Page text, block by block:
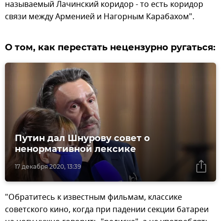
называемый Лачинский коридор - то есть коридор
связи между Арменией и Нагорным Карабахом".
О том, как перестать нецензурно ругаться:
17 декабря 2020, 13:39
Путин дал Шнурову совет о
ненормативной лексике
"Обратитесь к известным фильмам, классике
советского кино, когда при падении секции батареи